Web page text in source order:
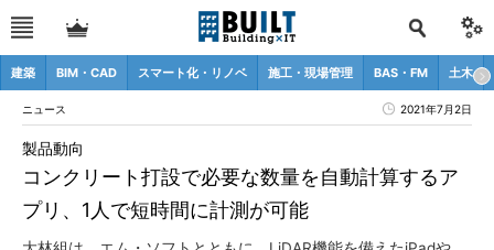
建築 BIM・CAD スマート化・リノベ 施工・現場管理 BAS・FM 土木
ニュース 2021年7月2日
コンクリート打設で必要な数量を自動計算するア
プリ、1人で短時間に計測が可能
製品動向